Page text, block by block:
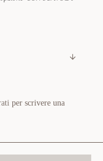
per scrivere una